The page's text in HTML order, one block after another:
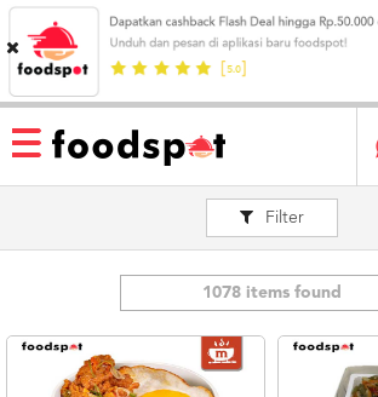
HOME
MENU
RESTAURANT
MEREKA
KATALOG
Filter
1078 items found